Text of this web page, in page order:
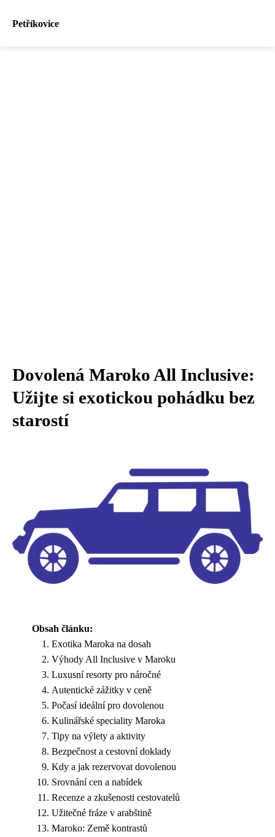
Petříkovice
Dovolená Maroko All Inclusive:
Užijte si exotickou pohádku bez
starostí
Obsah článku:
Exotika Maroka na dosah
Výhody All Inclusive v Maroku
Luxusní resorty pro náročné
Autentické zážitky v ceně
Počasí ideální pro dovolenou
Kulinářské speciality Maroka
Tipy na výlety a aktivity
Bezpečnost a cestovní doklady
Kdy a jak rezervovat dovolenou
Srovnání cen a nabídek
Recenze a zkušenosti cestovatelů
Užitečné fráze v arabštině
Maroko: Země kontrastů